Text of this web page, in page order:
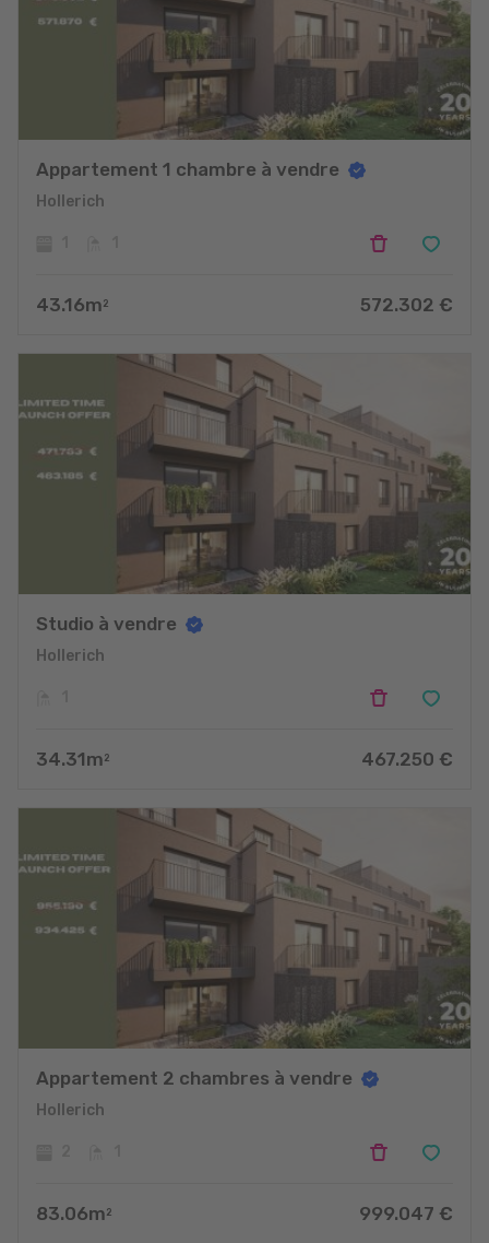
Appartement 1 chambre à vendre
Hollerich
43.16m 2 572.302 €
Studio à vendre
Hollerich
34.31m 2 467.250 €
Appartement 2 chambres à vendre
Hollerich
83.06m 2 999.047 €